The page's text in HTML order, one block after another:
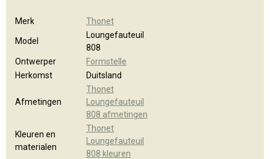
Merk Thonet
Model
Loungefauteuil
808
Ontwerper
Formstelle
Herkomst
Duitsland
Afmetingen
Thonet
Loungefauteuil
808 afmetingen
Kleuren en
materialen
Thonet
Loungefauteuil
808 kleuren